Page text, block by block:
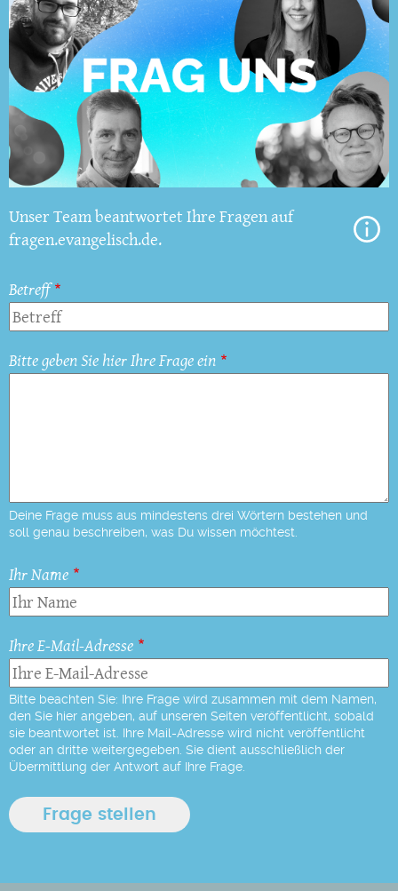
Unser Team beantwortet Ihre Fragen auf
fragen.evangelisch.de.
Betreff
Bitte geben Sie hier Ihre Frage ein
Deine Frage muss aus mindestens drei Wörtern bestehen und
soll genau beschreiben, was Du wissen möchtest.
Ihr Name
Ihre E-Mail-Adresse
Bitte beachten Sie: Ihre Frage wird zusammen mit dem Namen,
den Sie hier angeben, auf unseren Seiten veröffentlicht, sobald
sie beantwortet ist. Ihre Mail-Adresse wird nicht veröffentlicht
oder an dritte weitergegeben. Sie dient ausschließlich der
Übermittlung der Antwort auf Ihre Frage.